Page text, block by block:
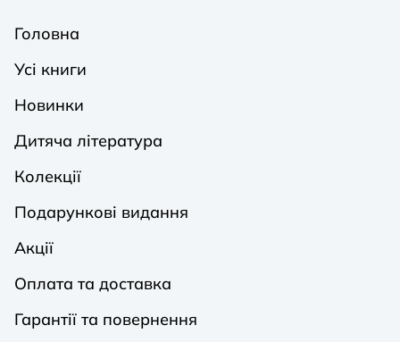
Головна
Усі книги
Новинки
Дитяча література
Колекції
Подарункові видання
Акції
Оплата та доставка
Гарантії та повернення